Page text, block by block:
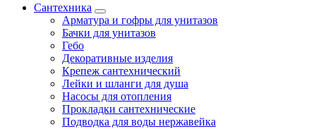
Сантехника
Арматура и гофры для унитазов
Бачки для унитазов
Гебо
Декоративные изделия
Крепеж сантехнический
Лейки и шланги для душа
Насосы для отопления
Прокладки сантехнические
Подводка для воды нержавейка